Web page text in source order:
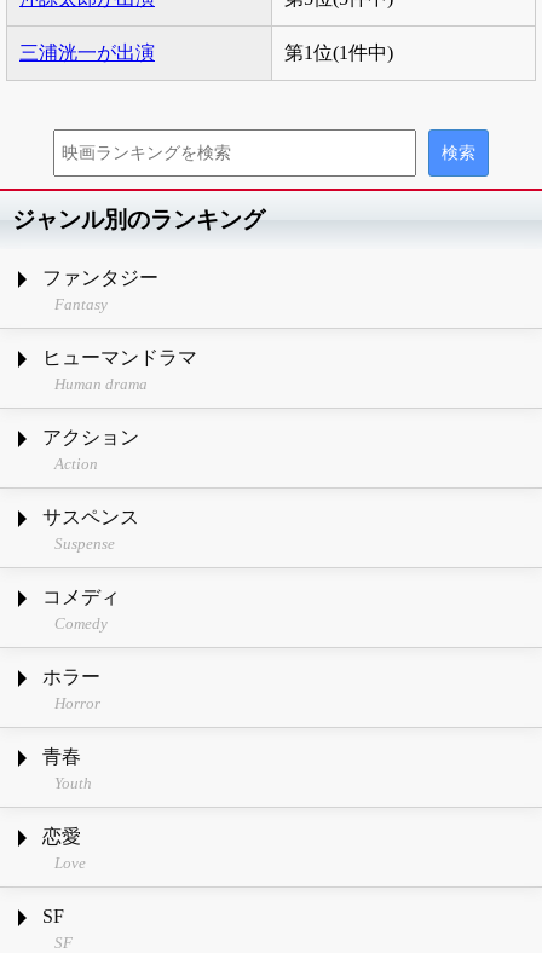
三浦洸一が出演 第1位(1件中)
ジャンル別のランキング
ファンタジー
Fantasy
ヒューマンドラマ
Human drama
アクション
Action
サスペンス
Suspense
コメディ
Comedy
ホラー
Horror
青春
Youth
恋愛
Love
SF
SF